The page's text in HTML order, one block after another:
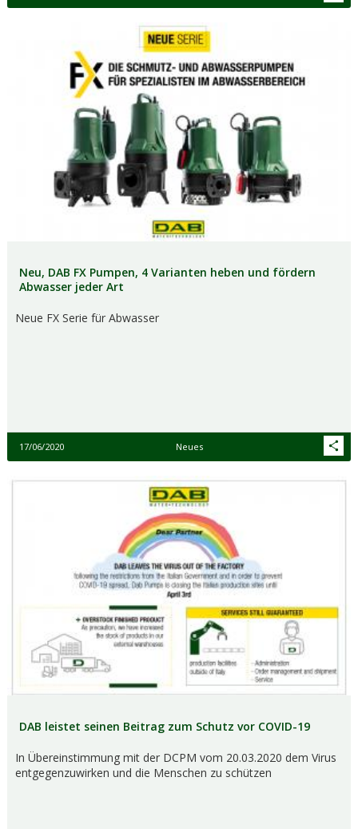
Neu, DAB FX Pumpen, 4 Varianten heben und fördern
Abwasser jeder Art
Neue FX Serie für Abwasser
17/06/2020 Neues
DAB leistet seinen Beitrag zum Schutz vor COVID-19
In Übereinstimmung mit der DCPM vom 20.03.2020 dem Virus
entgegenzuwirken und die Menschen zu schützen